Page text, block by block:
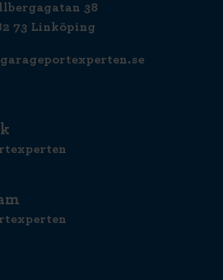
38
73 Linköping